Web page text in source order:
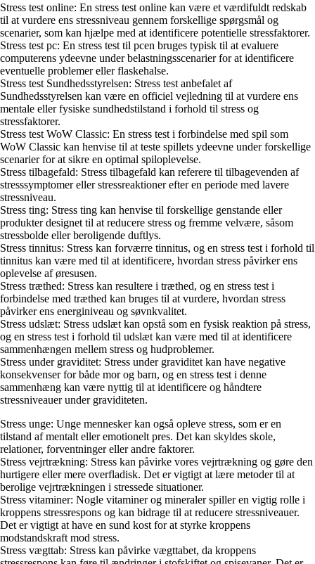
Stress test online: En stress test online kan være et værdifuldt redskab
til at vurdere ens stressniveau gennem forskellige spørgsmål og
scenarier, som kan hjælpe med at identificere potentielle stressfaktorer.
Stress test pc: En stress test til pcen bruges typisk til at evaluere
computerens ydeevne under belastningsscenarier for at identificere
eventuelle problemer eller flaskehalse.
Stress test Sundhedsstyrelsen: Stress test anbefalet af
Sundhedsstyrelsen kan være en officiel vejledning til at vurdere ens
mentale eller fysiske sundhedstilstand i forhold til stress og
stressfaktorer.
Stress test WoW Classic: En stress test i forbindelse med spil som
WoW Classic kan henvise til at teste spillets ydeevne under forskellige
scenarier for at sikre en optimal spiloplevelse.
Stress tilbagefald: Stress tilbagefald kan referere til tilbagevenden af
stresssymptomer eller stressreaktioner efter en periode med lavere
stressniveau.
Stress ting: Stress ting kan henvise til forskellige genstande eller
produkter designet til at reducere stress og fremme velvære, såsom
stressbolde eller beroligende duftlys.
Stress tinnitus: Stress kan forværre tinnitus, og en stress test i forhold til
tinnitus kan være med til at identificere, hvordan stress påvirker ens
oplevelse af øresusen.
Stress træthed: Stress kan resultere i træthed, og en stress test i
forbindelse med træthed kan bruges til at vurdere, hvordan stress
påvirker ens energiniveau og søvnkvalitet.
Stress udslæt: Stress udslæt kan opstå som en fysisk reaktion på stress,
og en stress test i forhold til udslæt kan være med til at identificere
sammenhængen mellem stress og hudproblemer.
Stress under graviditet: Stress under graviditet kan have negative
konsekvenser for både mor og barn, og en stress test i denne
sammenhæng kan være nyttig til at identificere og håndtere
stressniveauer under graviditeten.
Stress unge: Unge mennesker kan også opleve stress, som er en
tilstand af mentalt eller emotionelt pres. Det kan skyldes skole,
relationer, forventninger eller andre faktorer.
Stress vejrtrækning: Stress kan påvirke vores vejrtrækning og gøre den
hurtigere eller mere overfladisk. Det er vigtigt at lære metoder til at
berolige vejrtrækningen i stressede situationer.
Stress vitaminer: Nogle vitaminer og mineraler spiller en vigtig rolle i
kroppens stressrespons og kan bidrage til at reducere stressniveauer.
Det er vigtigt at have en sund kost for at styrke kroppens
modstandskraft mod stress.
Stress vægttab: Stress kan påvirke vægttabet, da kroppens